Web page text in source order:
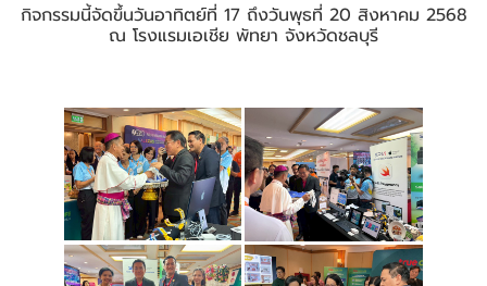
กิจกรรมนี้จัดขึ้นวันอาทิตย์ที่ 17 ถึงวันพุธที่ 20 สิงหาคม 2568
ณ โรงแรมเอเชีย พัทยา จังหวัดชลบุรี